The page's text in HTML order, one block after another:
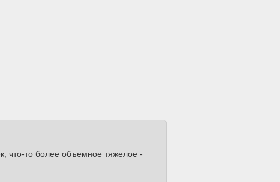
что-то более объемное тяжелое -